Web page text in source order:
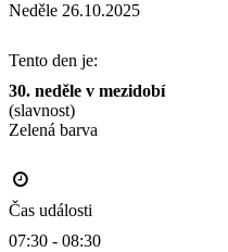
Neděle 26.10.2025
Tento den je:
30. neděle v mezidobí
(slavnost)
Čas události
07:30 - 08:30